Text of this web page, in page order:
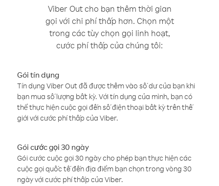
Viber Out cho bạn thêm thời gian
gọi với chi phí thấp hơn. Chọn một
trong các tùy chọn gọi linh hoạt,
cước phí thấp của chúng tôi:
Gói tín dụng
Tín dụng Viber Out đã được thêm vào số dư của bạn khi
bạn mua số lượng bất kỳ. Với tín dụng của mình, bạn có
thể thực hiện cuộc gọi đến số điện thoại bất kỳ trên thế
giới với cước phí thấp của Viber.
Gói cước gọi 30 ngày
Gói cước cuộc gọi 30 ngày cho phép bạn thực hiện các
cuộc gọi quốc tế đến địa điểm bạn chọn trong vòng 30
ngày với cước phí thấp của Viber.